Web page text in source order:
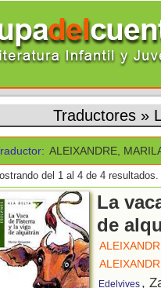
Traductores »
ALEIXANDRE,
del 1 al 4 de 4 resultados.
La
de
Edelvives ,